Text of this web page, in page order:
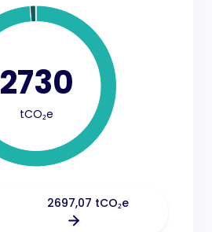
2730
tCO₂e
2697,07 tCO₂e